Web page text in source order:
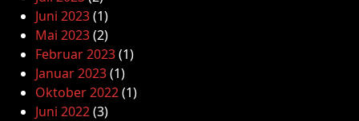
Juni 2023(1)
Mai 2023(2)
Februar 2023(1)
Januar 2023(1)
Oktober 2022(1)
Juni 2022(3)